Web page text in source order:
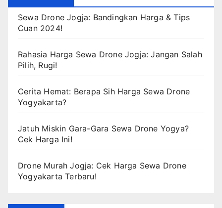
Sewa Drone Jogja: Bandingkan Harga & Tips
Cuan 2024!
Rahasia Harga Sewa Drone Jogja: Jangan Salah
Pilih, Rugi!
Cerita Hemat: Berapa Sih Harga Sewa Drone
Yogyakarta?
Jatuh Miskin Gara-Gara Sewa Drone Yogya?
Cek Harga Ini!
Drone Murah Jogja: Cek Harga Sewa Drone
Yogyakarta Terbaru!